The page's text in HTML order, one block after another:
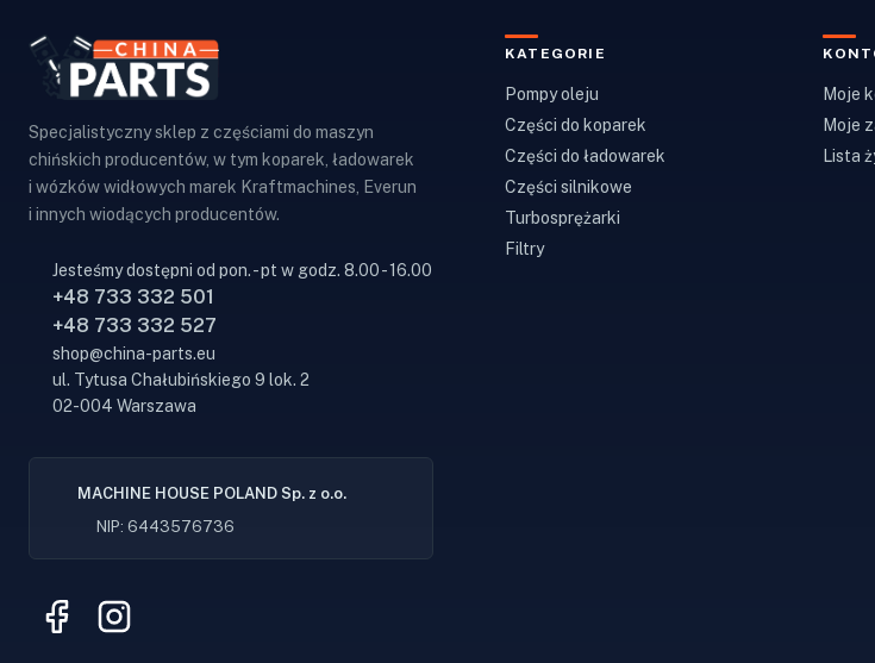
Specjalistyczny sklep z częściami do maszyn
chińskich producentów, w tym koparek, ładowarek
i wózków widłowych marek Kraftmachines, Everun
i innych wiodących producentów.
Jesteśmy dostępni od pon. - pt w godz. 8.00 - 16.00
+48 733 332 501
+48 733 332 527
shop@china-parts.eu
ul. Tytusa Chałubińskiego 9 lok. 2
02-004 Warszawa
MACHINE HOUSE POLAND Sp. z o.o.
NIP: 6443576736
KATEGORIE
Pompy oleju
Części do koparek
Części do ładowarek
Części silnikowe
Turbosprężarki
Filtry
Moje
Moje
Lista